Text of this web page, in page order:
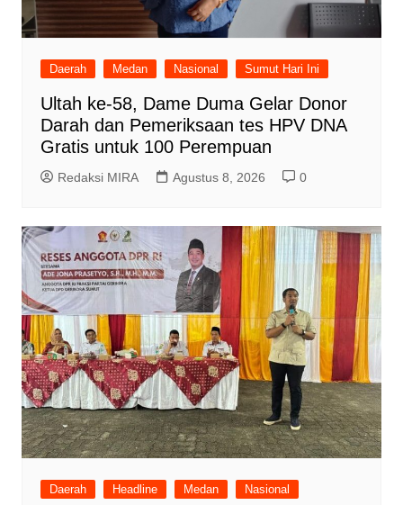
Daerah Medan Nasional Sumut Hari Ini
Ultah ke-58, Dame Duma Gelar Donor
Darah dan Pemeriksaan tes HPV DNA
Gratis untuk 100 Perempuan
Redaksi MIRA Agustus 8, 2026 0
Daerah Headline Medan
Nasional